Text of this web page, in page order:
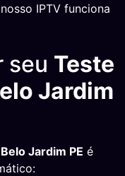
IPTV funciona
seu Teste
Jardim
Jardim PE é